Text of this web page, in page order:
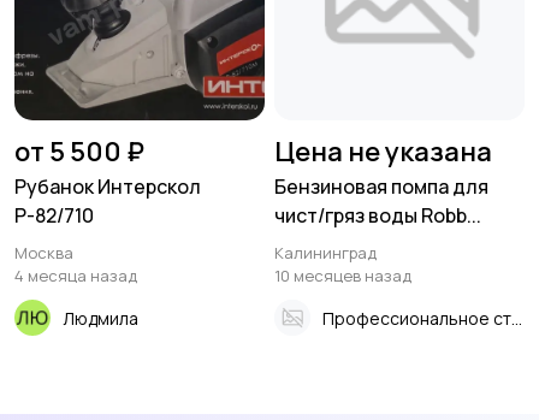
от 5 500 ₽
Рубанок Интерскол
Р-82/710
Москва
4 месяца назад
Людмила
Цена не указана
Бензиновая помпа для
чист/гряз воды Robb...
Калининград
10 месяцев назад